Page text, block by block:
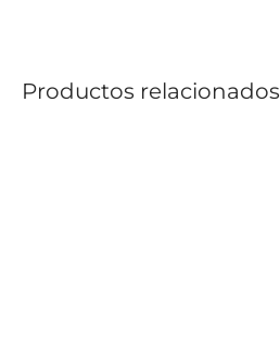
Productos relacionados